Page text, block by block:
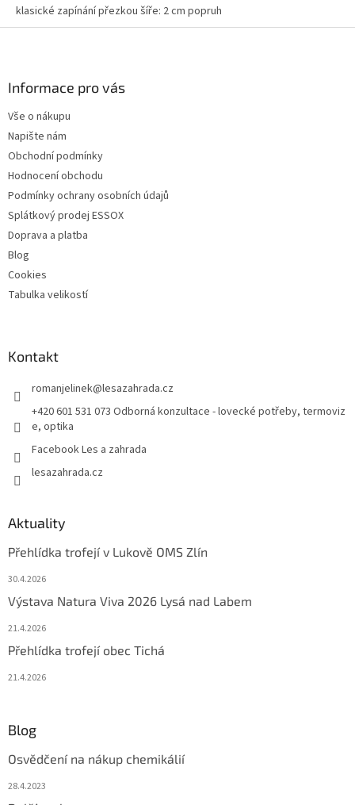
klasické zapínání přezkou šíře: 2 cm popruh
Informace pro vás
Vše o nákupu
Napište nám
Obchodní podmínky
Hodnocení obchodu
Podmínky ochrany osobních údajů
Splátkový prodej ESSOX
Doprava a platba
Blog
Cookies
Tabulka velikostí
Kontakt
romanjelinek@lesazahrada.cz
+420 601 531 073 Odborná konzultace - lovecké potřeby, termoviz
e, optika
Facebook Les a zahrada
lesazahrada.cz
Aktuality
Přehlídka trofejí v Lukově OMS Zlín
30.4.2026
Výstava Natura Viva 2026 Lysá nad Labem
21.4.2026
Přehlídka trofejí obec Tichá
21.4.2026
Blog
Osvědčení na nákup chemikálií
28.4.2023